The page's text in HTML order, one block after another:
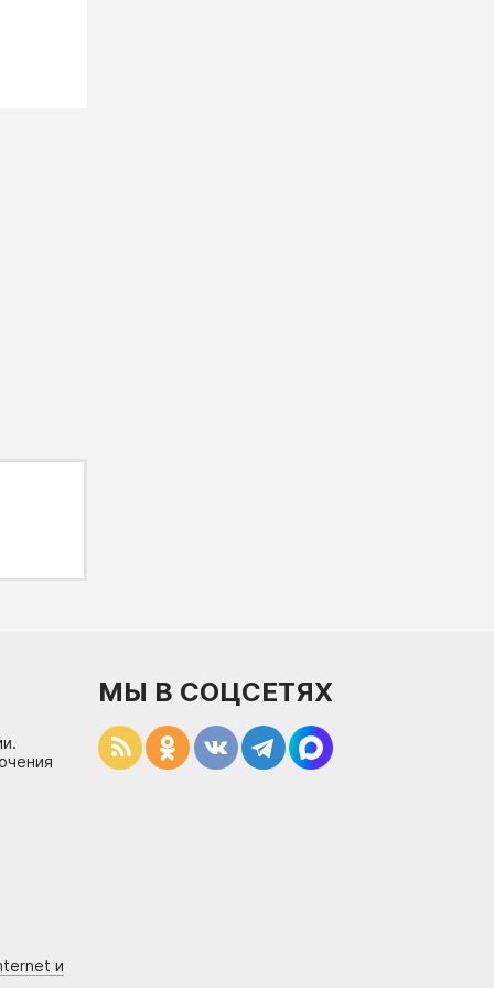
и
МЫ В СОЦСЕТЯХ